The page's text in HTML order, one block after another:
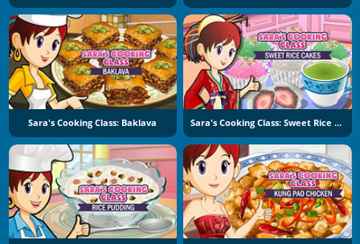
Sara's Cooking Class: Baklava Sara's Cooking Class: Sweet Rice Cakes